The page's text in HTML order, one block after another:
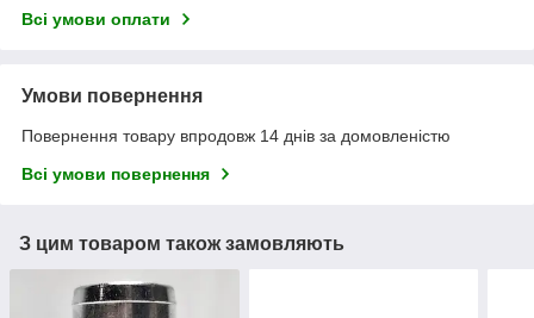
Всі умови оплати
Умови повернення
Повернення товару впродовж 14 днів за домовленістю
Всі умови повернення
З цим товаром також замовляють